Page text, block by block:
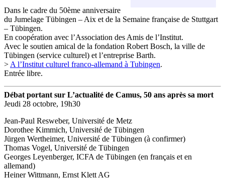
Dans le cadre du 50ème anniversaire
du Jumelage Tübingen – Aix et de la Semaine française de Stuttgart
– Tübingen.
En coopération avec l’Association des Amis de l’Institut.
Avec le soutien amical de la fondation Robert Bosch, la ville de
Tübingen (service culturel) et l’entreprise Barth.
>A l’Institut culturel franco-allemand à Tubingen.
Entrée libre.
Débat portant sur L’actualité de Camus, 50 ans après sa mort
Jeudi 28 octobre, 19h30
Jean-Paul Resweber, Université de Metz
Dorothee Kimmich, Université de Tübingen
Jürgen Wertheimer, Université de Tübingen (à confirmer)
Thomas Vogel, Université de Tübingen
Georges Leyenberger, ICFA de Tübingen (en français et en
allemand)
Heiner Wittmann, Ernst Klett AG